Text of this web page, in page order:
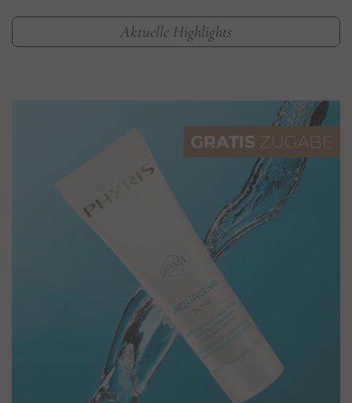
Aktuelle Highlights